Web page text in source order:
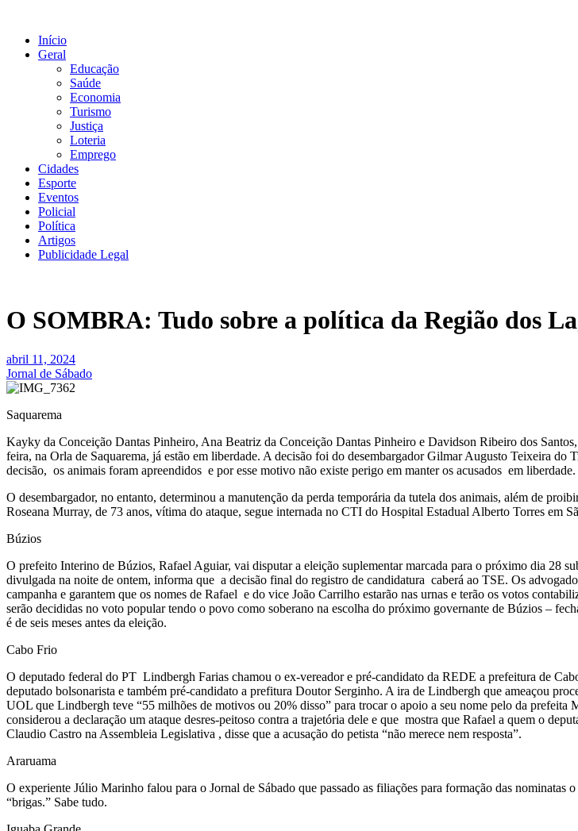
conteúdo
Início
Geral
Educação
Saúde
Economia
Turismo
Justiça
Loteria
Emprego
Cidades
Esporte
Eventos
Policial
Política
Artigos
Publicidade Legal
O SOMBRA: Tudo sobre a política da Região dos
abril 11, 2024
Jornal de Sábado
Saquarema
Kayky da Conceição Dantas Pinheiro, Ana Beatriz da Conceição Dantas Pinheiro e Davidson Ribeiro dos
feira, na Orla de Saquarema, já estão em liberdade. A decisão foi do desembargador Gilmar Augusto Teixeira
decisão, os animais foram apreendidos e por esse motivo não existe perigo em manter os acusados em liberdade.
O desembargador, no entanto, determinou a manutenção da perda temporária da tutela dos animais, além de
Roseana Murray, de 73 anos, vítima do ataque, segue internada no CTI do Hospital Estadual Alberto Torres em
Búzios
O prefeito Interino de Búzios, Rafael Aguiar, vai disputar a eleição suplementar marcada para o próximo dia 28
divulgada na noite de ontem, informa que a decisão final do registro de candidatura caberá ao TSE. Os
campanha e garantem que os nomes de Rafael e do vice João Carrilho estarão nas urnas e terão os votos
serão decididas no voto popular tendo o povo como soberano na escolha do próximo governante de Búzios –
é de seis meses antes da eleição.
Cabo Frio
O deputado federal do PT Lindbergh Farias chamou o ex-vereador e pré-candidato da REDE a prefeitura de
deputado bolsonarista e também pré-candidato a prefitura Doutor Serginho. A ira de Lindbergh que ameaçou
UOL que Lindbergh teve “55 milhões de motivos ou 20% disso” para trocar o apoio a seu nome pelo da
considerou a declaração um ataque desres-peitoso contra a trajetória dele e que mostra que Rafael a quem o
Claudio Castro na Assembleia Legislativa , disse que a acusação do petista “não merece nem resposta”.
Araruama
O experiente Júlio Marinho falou para o Jornal de Sábado que passado as filiações para formação das
“brigas.” Sabe tudo.